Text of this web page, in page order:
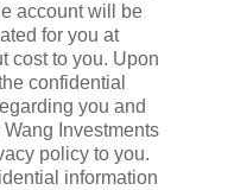
account will be
for you at
cost to you. Upon
confidential
you and
Investments
policy to you.
information